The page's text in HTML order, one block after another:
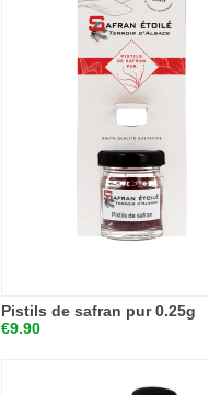
Pistils de safran pur 0.25g
€9.90